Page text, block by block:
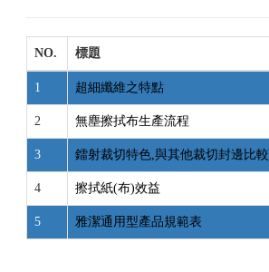
NO. 標題
1 超細纖維之特點
2 無塵擦拭布生產流程
3 鐳射裁切特色,與其他裁切封邊比較
4 擦拭紙(布)效益
5 雅潔通用型產品規範表